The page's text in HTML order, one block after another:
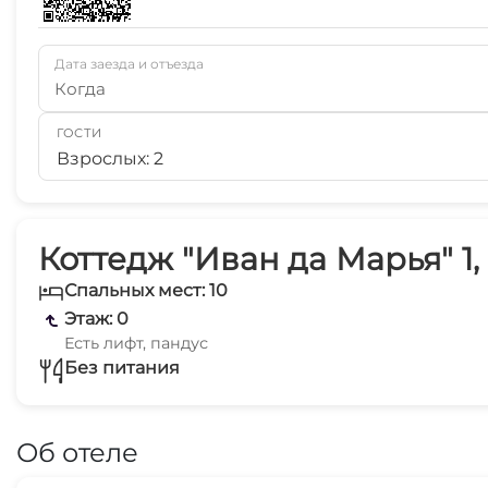
Коттедж "Иван да Марья" 1,
Спальных мест: 10
Этаж: 0
Есть лифт, пандус
Без питания
Об отеле
Дата заезда и отъезда
Когда
ГОСТИ
Взрослых: 2